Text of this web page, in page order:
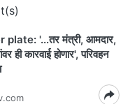
plate: '...तर मंत्री, आमदार,
ही कारवाई होणार', परिवहन